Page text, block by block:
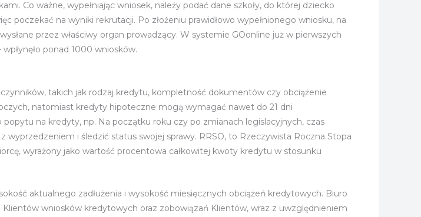
Co ważne, wypełniając wniosek, należy podać dane szkoły, do której dziecko
poczekać na wyniki rekrutacji. Po złożeniu prawidłowo wypełnionego wniosku, na
przez właściwy organ prowadzący. W systemie GOonline już w pierwszych
ponad 1000 wniosków.
takich jak rodzaj kredytu, kompletność dokumentów czy obciążenie
natomiast kredyty hipoteczne mogą wymagać nawet do 21 dni
na kredyty, np. Na początku roku czy po zmianach legislacyjnych, czas
wyprzedzeniem i śledzić status swojej sprawy. RRSO, to Rzeczywista Roczna Stopa
wyrażony jako wartość procentowa całkowitej kwoty kredytu w stosunku
aktualnego zadłużenia i wysokość miesięcznych obciążeń kredytowych. Biuro
wniosków kredytowych oraz zobowiązań Klientów, wraz z uwzględnieniem